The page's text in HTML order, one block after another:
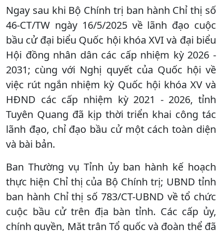
Ngay sau khi Bộ Chính trị ban hành Chỉ thị số
46-CT/TW ngày 16/5/2025 về lãnh đạo cuộc
bầu cử đại biểu Quốc hội khóa XVI và đại biểu
Hội đồng nhân dân các cấp nhiệm kỳ 2026 -
2031; cùng với Nghị quyết của Quốc hội về
việc rút ngắn nhiệm kỳ Quốc hội khóa XV và
HĐND các cấp nhiệm kỳ 2021 - 2026, tỉnh
Tuyên Quang đã kịp thời triển khai công tác
lãnh đạo, chỉ đạo bầu cử một cách toàn diện
và bài bản.
Ban Thường vụ Tỉnh ủy ban hành kế hoạch
thực hiện Chỉ thị của Bộ Chính trị; UBND tỉnh
ban hành Chỉ thị số 783/CT-UBND về tổ chức
cuộc bầu cử trên địa bàn tỉnh. Các cấp ủy,
chính quyền, Mặt trận Tổ quốc và đoàn thể đã